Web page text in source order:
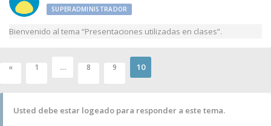
SUPERADMINISTRADOR
Bienvenido al tema “Presentaciones utilizadas en clases”.
« 1 … 8 9 10
Usted debe estar logeado para responder a este tema.